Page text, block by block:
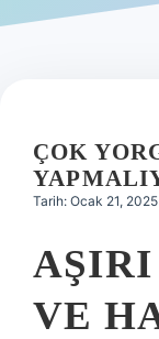
Hakkımızda
ÇOK
Tarih: Ocak 21, 2025
VE